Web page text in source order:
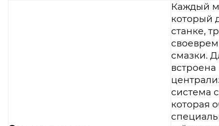
Каждый
который
станке,
смазки.
встроена
система
которая